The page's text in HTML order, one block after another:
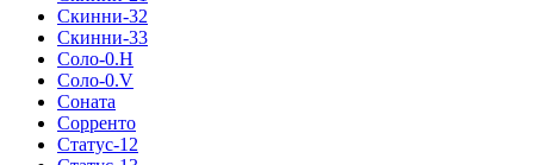
Скинни-32
Скинни-33
Соло-0.H
Соло-0.V
Соната
Сорренто
Статус-12